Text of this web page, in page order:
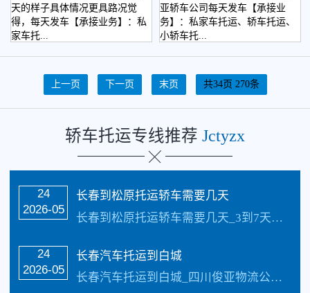
天的样子具体情况更具路况觉
得，每天发车【承接业务】：私
家车托...
亚轿车公司每天发车【承接业
务】：私家车托运、轿车托运、
小轿车托...
上一页 下一页 末页 共34页 270条
轿车托运专线推荐 Jctyzx
24
2026-05
长春到松原托运轿车需要几天
长春到松原托运轿车需要几天_3到7天的样子具体情况更具路况觉得，每天发车【承接业务】：私家车托运、轿车托运、小轿车托运、越野车托运、商务车托运、商品车、试驾…
24
2026-05
长春汽车托运到白城
长春汽车托运到白城_四川俊亚物流公司（133-5002-3601）每天发车【承接业务】：私家车托运、汽车托运、小汽车托运、越野车托运、商务车托运、商品车、试…